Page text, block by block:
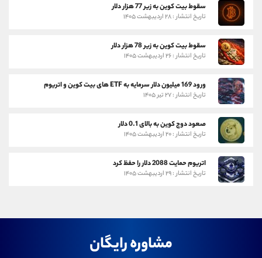
سقوط بیت کوین به زیر 77 هزار دلار
تاریخ انتشار : ۲۸ اردیبهشت ۱۴۰۵
سقوط بیت کوین به زیر 78 هزار دلار
تاریخ انتشار : ۲۶ اردیبهشت ۱۴۰۵
ورود 169 میلیون دلار سرمایه به ETF های بیت کوین و اتریوم
تاریخ انتشار : ۲۷ تیر ۱۴۰۵
صعود دوج کوین به بالای 0.1 دلار
تاریخ انتشار : ۲۰ اردیبهشت ۱۴۰۵
اتریوم حمایت 2088 دلار را حفظ کرد
تاریخ انتشار : ۲۹ اردیبهشت ۱۴۰۵
مشاوره رایگان